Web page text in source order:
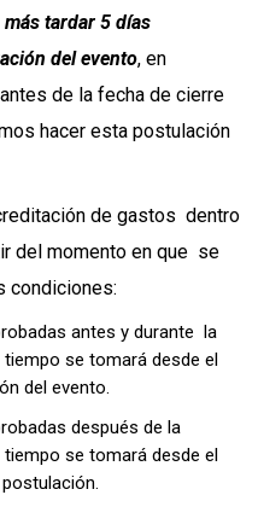
tardar 5 días
del evento, en
de la fecha de cierre
hacer esta postulación
de gastos dentro
del momento en que se
condiciones:
antes y durante la
se tomará desde el
del evento.
después de la
se tomará desde el